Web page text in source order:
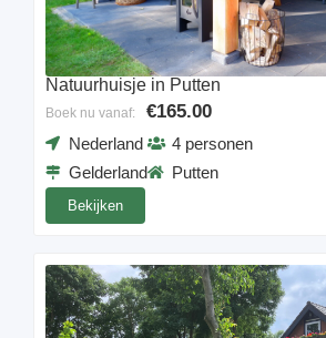
Natuurhuisje in Putten
Boek nu vanaf: €165.00
Nederland
Gelderland
4 personen
Putten
Bekijken